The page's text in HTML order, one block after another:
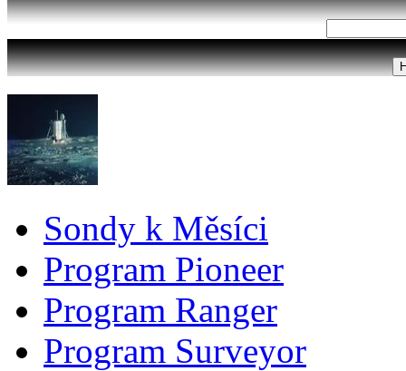
Sondy k Měsíci
Program Pioneer
Program Ranger
Program Surveyor